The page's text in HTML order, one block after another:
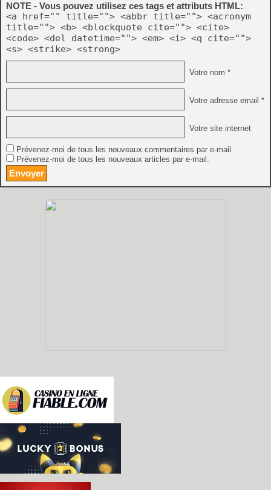
NOTE - Vous pouvez utilisez ces tags et attributs HTML:
<a href="" title=""> <abbr title=""> <acronym
title=""> <b> <blockquote cite=""> <cite>
<code> <del datetime=""> <em> <i> <q cite="">
<s> <strike> <strong>
Votre nom *
Votre adresse email *
Votre site internet
Prévenez-moi de tous les nouveaux commentaires par e-mail.
Prévenez-moi de tous les nouveaux articles par e-mail.